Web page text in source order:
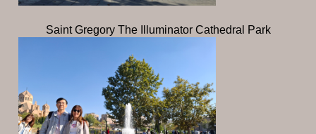
Saint Gregory The Illuminator Cathedral Park